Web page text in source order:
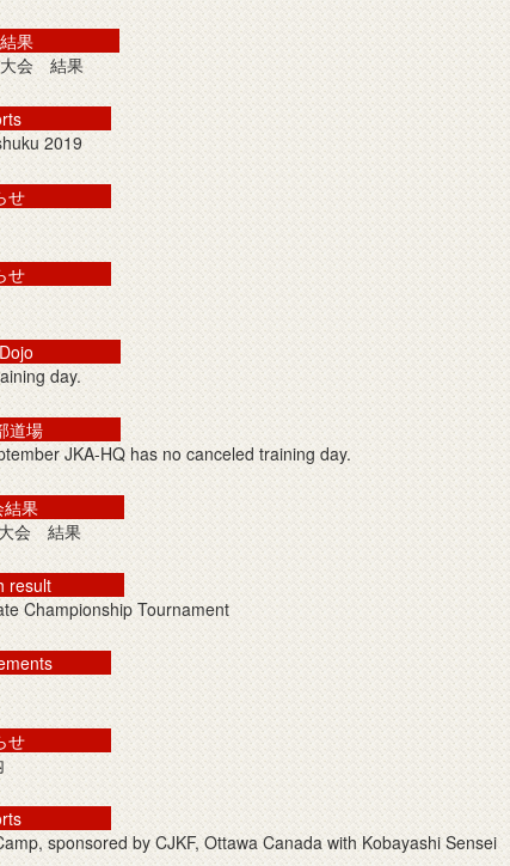
果
大会 結果
2019
せ
せ
day.
道場
JKA-HQ has no canceled training day.
結果
会 結果
result
Championship Tournament
せ
sponsored by CJKF, Ottawa Canada with Kobayashi Sensei